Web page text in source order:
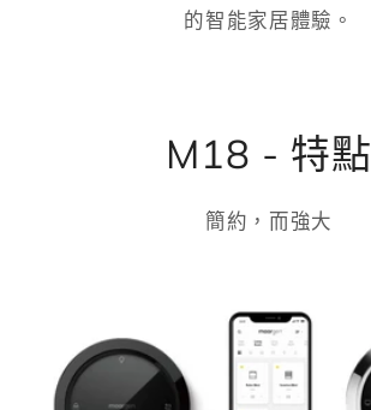
的智能家居體驗。
M18 - 特點
簡約，而強大